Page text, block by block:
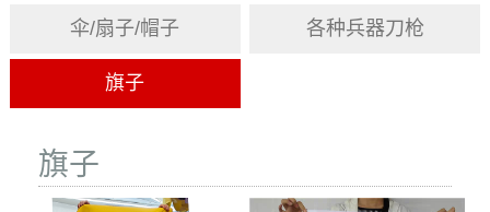
伞/扇子/帽子 各种兵器刀枪
旗子
旗子